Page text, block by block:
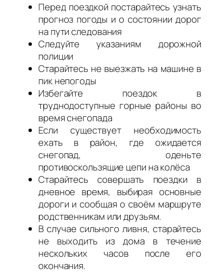
Перед поездкой постарайтесь узнать
прогноз погоды и о состоянии дорог
на пути следования
Следуйте указаниям дорожной
полиции
Старайтесь не выезжать на машине в
пик непогоды
Избегайте поездок в
труднодоступные горные районы во
время снегопада
Если существует необходимость
ехать в район, где ожидается
снегопад, оденьте
противоскользящие цепи на колёса
Старайтесь совершать поездки в
дневное время, выбирая основные
дороги и сообщая о своём маршруте
родственникам или друзьям.
В случае сильного ливня, старайтесь
не выходить из дома в течение
нескольких часов после его
окончания.